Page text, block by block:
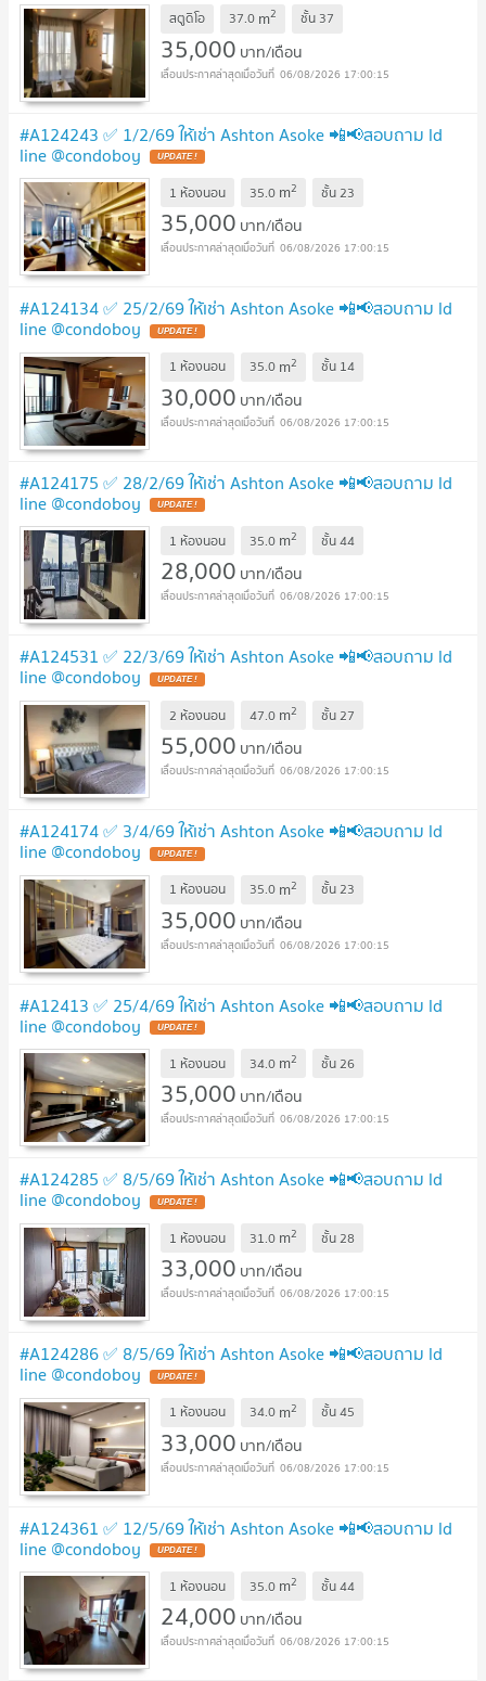
สตูดิโอ 37.0 m2 ชั้น 37
35,000 บาท/เดือน
06/08/2026 17:00:15
#A124243 ✅ 1/2/69 ให้เช่า Ashton Asoke 📲📢สอบถาม ld
line @condoboy UPDATE !
1 ห้องนอน 35.0 m2 ชั้น23
35,000 บาท/เดือน
06/08/2026 17:00:15
#A124134 ✅ 25/2/69 ให้เช่า Ashton Asoke 📲📢สอบถาม ld
line @condoboy UPDATE !
1 ห้องนอน 35.0 m2 ชั้น 14
30,000 บาท/เดือน
06/08/2026 17:00:15
#A124175 ✅ 28/2/69 ให้เช่า Ashton Asoke 📲📢สอบถาม ld
line @condoboy UPDATE !
1 ห้องนอน 35.0 m2 ชั้น44
28,000 บาท/เดือน
06/08/2026 17:00:15
#A124531 ✅ 22/3/69 ให้เช่า Ashton Asoke 📲📢สอบถาม ld
line @condoboy UPDATE !
2 ห้องนอน 47.0 m2 ชั้น27
55,000 บาท/เดือน
06/08/2026 17:00:15
#A124174 ✅ 3/4/69 ให้เช่า Ashton Asoke 📲📢สอบถาม ld
line @condoboy UPDATE !
1 ห้องนอน 35.0 m2 ชั้น23
35,000 บาท/เดือน
06/08/2026 17:00:15
#A12413 ✅ 25/4/69 ให้เช่า Ashton Asoke 📲📢สอบถาม ld
line @condoboy UPDATE !
1 ห้องนอน 34.0 m2 ชั้น26
35,000 บาท/เดือน
06/08/2026 17:00:15
#A124285 ✅ 8/5/69 ให้เช่า Ashton Asoke 📲📢สอบถาม ld
line @condoboy UPDATE !
1 ห้องนอน 31.0 m2 ชั้น28
33,000 บาท/เดือน
06/08/2026 17:00:15
#A124286 ✅ 8/5/69 ให้เช่า Ashton Asoke 📲📢สอบถาม ld
line @condoboy UPDATE !
1 ห้องนอน 34.0 m2 ชั้น45
33,000 บาท/เดือน
06/08/2026 17:00:15
#A124361 ✅ 12/5/69 ให้เช่า Ashton Asoke 📲📢สอบถาม ld
line @condoboy UPDATE !
1 ห้องนอน 35.0 m2 ชั้น44
24,000 บาท/เดือน
06/08/2026 17:00:15